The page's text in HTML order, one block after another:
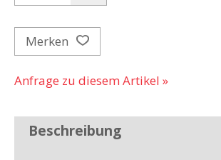
Merken
Anfrage zu diesem Artikel »
Beschreibung